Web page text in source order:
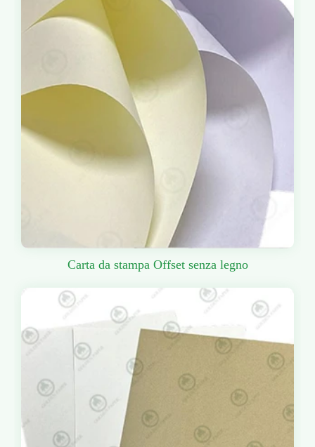
Carta da stampa Offset senza legno